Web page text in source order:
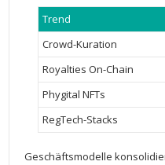
Trend
Crowd-Kuration
Royalties On-Chain
Phygital NFTs
RegTech-Stacks
Geschäftsmodelle